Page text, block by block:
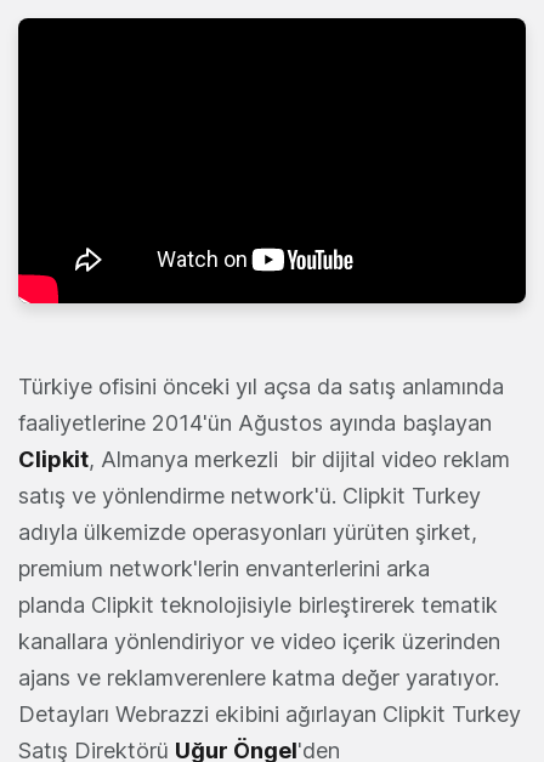
Türkiye ofisini önceki yıl açsa da satış anlamında
faaliyetlerine 2014'ün Ağustos ayında başlayan
Clipkit, Almanya merkezli bir dijital video reklam
satış ve yönlendirme network'ü. Clipkit Turkey
adıyla ülkemizde operasyonları yürüten şirket,
premium network'lerin envanterlerini arka
planda Clipkit teknolojisiyle birleştirerek tematik
kanallara yönlendiriyor ve video içerik üzerinden
ajans ve reklamverenlere katma değer yaratıyor.
Detayları Webrazzi ekibini ağırlayan Clipkit Turkey
Satış Direktörü Uğur Öngel'den